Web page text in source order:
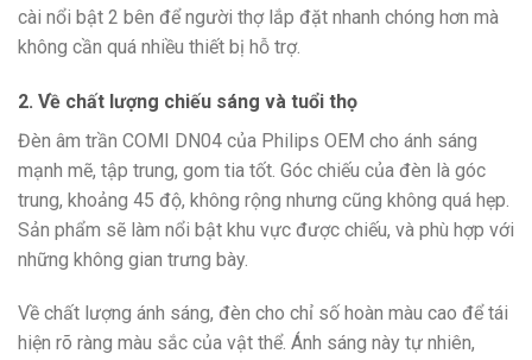
cài nổi bật 2 bên để người thợ lắp đặt nhanh chóng hơn mà
không cần quá nhiều thiết bị hỗ trợ.
2. Về chất lượng chiếu sáng và tuổi thọ
Đèn âm trần COMI DN04 của Philips OEM cho ánh sáng
mạnh mẽ, tập trung, gom tia tốt. Góc chiếu của đèn là góc
trung, khoảng 45 độ, không rộng nhưng cũng không quá hẹp.
Sản phẩm sẽ làm nổi bật khu vực được chiếu, và phù hợp với
những không gian trưng bày.
Về chất lượng ánh sáng, đèn cho chỉ số hoàn màu cao để tái
hiện rõ ràng màu sắc của vật thể. Ánh sáng này tự nhiên,